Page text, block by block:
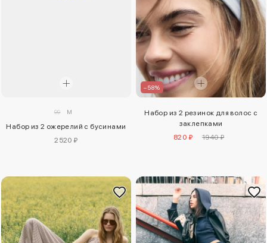
99 M
Набор из 2 ожерелий с бусинами
2520 ₽
–58%
Набор из 2 резинок для волос с
заклепками
820 ₽
1940 ₽